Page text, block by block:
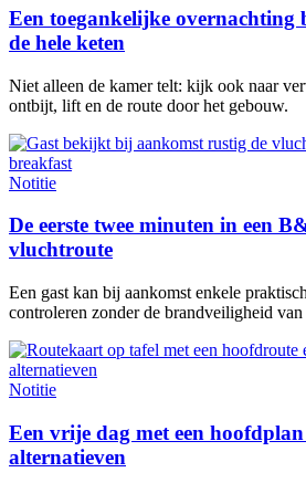
Een toegankelijke overnachting
de hele keten
Niet alleen de kamer telt: kijk ook naar
ontbijt, lift en de route door het gebouw.
Notitie
De eerste twee minuten in een
vluchtroute
Een gast kan bij aankomst enkele
controleren zonder de brandveiligheid
Notitie
Een vrije dag met een
alternatieven